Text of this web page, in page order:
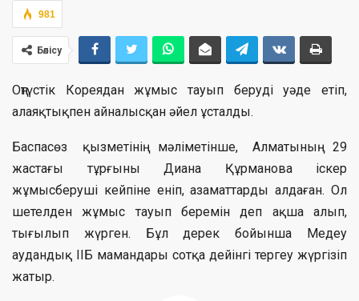
981
Бөлісу
Оңтүстік Кореядан жұмыс тауып беруді уәде етіп,
алаяқтықпен айналысқан әйел ұсталды.
Баспасөз қызметінің мәліметінше, Алматының 29
жастағы тұрғыны Диана Құрманова іскер
жұмысберуші кейпіне еніп, азаматтарды алдаған. Ол
шетелден жұмыс тауып беремін деп ақша алып,
тығылып жүрген. Бұл дерек бойынша Медеу
аудандық ІІБ мамандары сотқа дейінгі тергеу жүргізіп
жатыр.